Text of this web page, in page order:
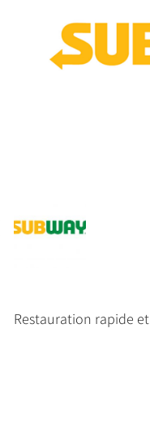
Restauration rapide